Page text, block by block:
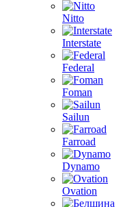
Nitto
Interstate
Federal
Foman
Sailun
Farroad
Dynamo
Ovation